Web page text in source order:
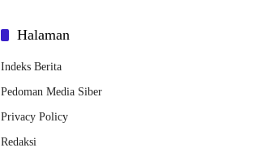
Halaman
Indeks Berita
Pedoman Media Siber
Privacy Policy
Redaksi